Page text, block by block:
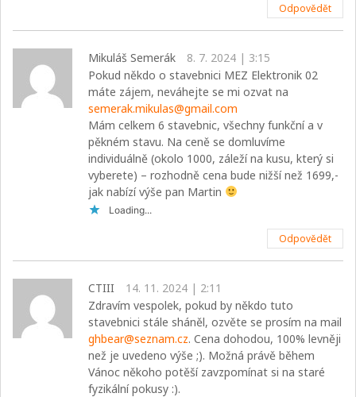
Odpovědět
Mikuláš Semerák
8. 7. 2024 | 3:15
Pokud někdo o stavebnici MEZ Elektronik 02
máte zájem, neváhejte se mi ozvat na
semerak.mikulas@gmail.com
Mám celkem 6 stavebnic, všechny funkční a v
pěkném stavu. Na ceně se domluvíme
individuálně (okolo 1000, záleží na kusu, který si
vyberete) – rozhodně cena bude nižší než 1699,-
jak nabízí výše pan Martin
Loading...
Odpovědět
CTIII
14. 11. 2024 | 2:11
Zdravím vespolek, pokud by někdo tuto
stavebnici stále sháněl, ozvěte se prosím na mail
ghbear@seznam.cz. Cena dohodou, 100% levněji
než je uvedeno výše ;). Možná právě během
Vánoc někoho potěší zavzpomínat si na staré
fyzikální pokusy :).